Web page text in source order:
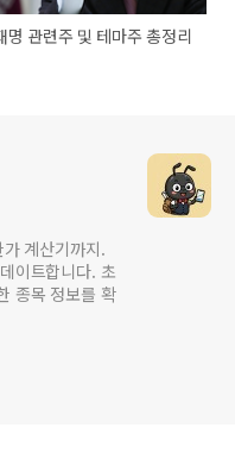
명 관련주 및 테마주 총정리
계산기까지.
이트합니다. 초
종목 정보를 확